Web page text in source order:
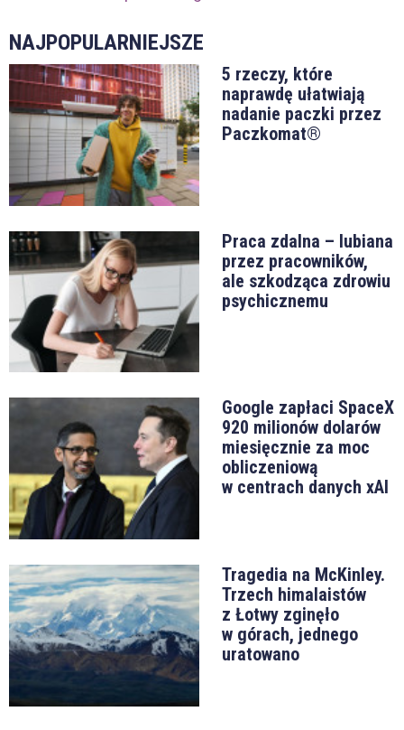
NAJPOPULARNIEJSZE
5 rzeczy, które
naprawdę ułatwiają
nadanie paczki przez
Paczkomat®
Praca zdalna – lubiana
przez pracowników,
ale szkodząca zdrowiu
psychicznemu
Google zapłaci SpaceX
920 milionów dolarów
miesięcznie za moc
obliczeniową
w centrach danych xAI
Tragedia na McKinley.
Trzech himalaistów
z Łotwy zginęło
w górach, jednego
uratowano